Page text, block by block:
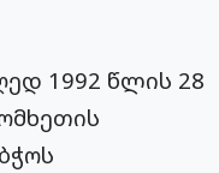
1992 წლის 28